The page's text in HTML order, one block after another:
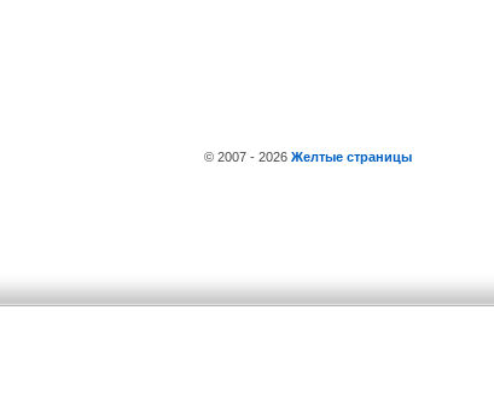
© 2007 - 2026 Желтые страницы